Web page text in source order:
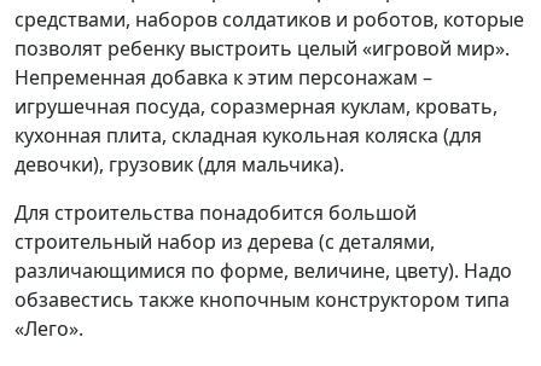
средствами, наборов солдатиков и роботов, которые
позволят ребенку выстроить целый «игровой мир».
Непременная добавка к этим персонажам –
игрушечная посуда, соразмерная куклам, кровать,
кухонная плита, складная кукольная коляска (для
девочки), грузовик (для мальчика).
Для строительства понадобится большой
строительный набор из дерева (с деталями,
различающимися по форме, величине, цвету). Надо
обзавестись также кнопочным конструктором типа
«Лего».